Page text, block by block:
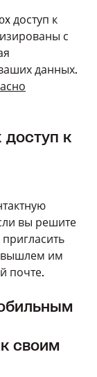
доступ к
с
данных.
доступ к
вы решите
вышлем им
почте.
своим